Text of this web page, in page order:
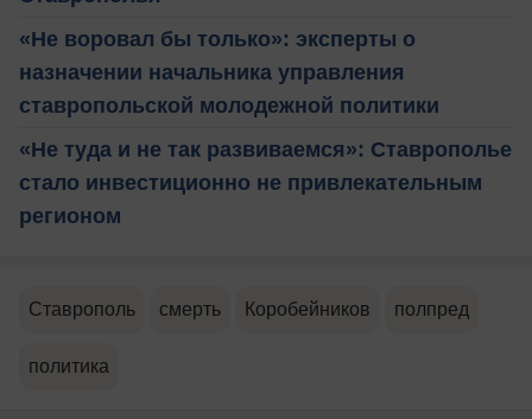
«Не воровал бы только»: эксперты о
назначении начальника управления
ставропольской молодежной политики
«Не туда и не так развиваемся»: Ставрополье
стало инвестиционно не привлекательным
регионом
Ставрополь смерть Коробейников полпред
политика